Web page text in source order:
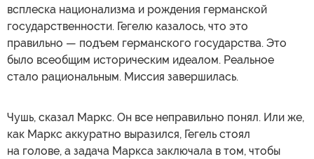
всплеска национализма и рождения германской
государственности. Гегелю казалось, что это
правильно — подъем германского государства. Это
было всеобщим историческим идеалом. Реальное
стало рациональным. Миссия завершилась.
Чушь, сказал Маркс. Он все неправильно понял. Или же,
как Маркс аккуратно выразился, Гегель стоял
на голове, а задача Маркса заключала в том, чтобы